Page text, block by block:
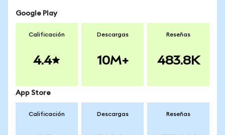
Google Play
Calificación
4.4
Descargas
10M+
Reseñas
483.8K
App Store
Calificación Descargas Reseñas